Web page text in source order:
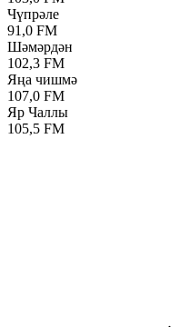
Чүпрәле
91,0 FM
Шәмәрдән
102,3 FM
Яңа чишмә
107,0 FM
Яр Чаллы
105,5 FM